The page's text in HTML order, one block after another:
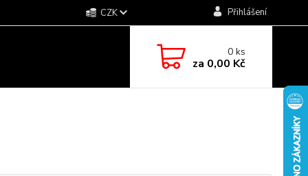
CZK Přihlášení
0ks
za 0,00 Kč